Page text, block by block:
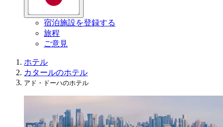
宿泊施設を登録する
旅程
ご意見
ホテル
カタールのホテル
アド・ドーハのホテル